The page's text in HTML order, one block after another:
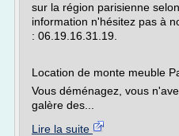
sur la région parisienne
information n'hésitez pas à
: 06.19.16.31.19.
Location de monte meuble
Vous déménagez, vous
galère des...
Lire la suite